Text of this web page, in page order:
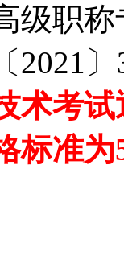
级职
2021
术考
标准为